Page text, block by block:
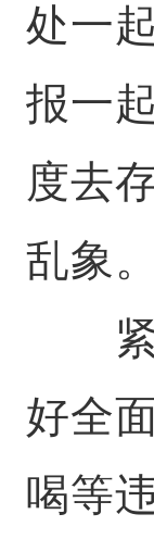
处一
报一
度去
乱象。
紧
好全
喝等